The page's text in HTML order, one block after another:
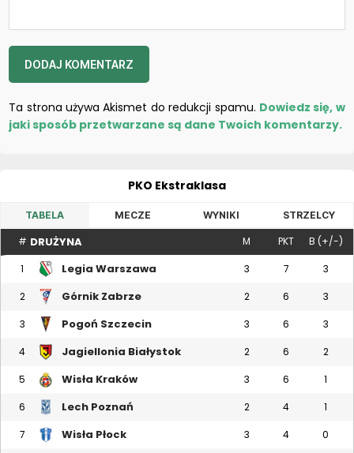
Ta strona używa Akismet do redukcji spamu. Dowiedz się, w
jaki sposób przetwarzane są dane Twoich komentarzy.
PKO Ekstraklasa
TABELA MECZE WYNIKI STRZELCY
# DRUŻYNA M PKT B (+/-)
1 Legia Warszawa 3 7 3
2 Górnik Zabrze 2 6 3
3 Pogoń Szczecin 3 6 3
4 Jagiellonia Białystok 2 6 2
5 Wisła Kraków 3 6 1
6 Lech Poznań 2 4 1
7 Wisła Płock 3 4 0